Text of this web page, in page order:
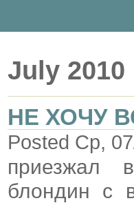
July 2010
НЕ ХОЧУ
Posted Ср,
приезжал
блондин с